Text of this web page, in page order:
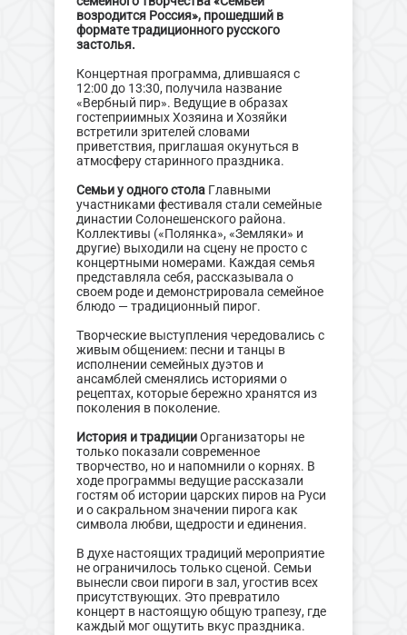
возродится Россия», прошедший в
формате традиционного русского
застолья.
Концертная программа, длившаяся с
12:00 до 13:30, получила название
«Вербный пир». Ведущие в образах
гостеприимных Хозяина и Хозяйки
встретили зрителей словами
приветствия, приглашая окунуться в
атмосферу старинного праздника.
Семьи у одного столаГлавными
участниками фестиваля стали семейные
династии Солонешенского района.
Коллективы («Полянка», «Земляки» и
другие) выходили на сцену не просто с
концертными номерами. Каждая семья
представляла себя, рассказывала о
своем роде и демонстрировала семейное
блюдо — традиционный пирог.
Творческие выступления чередовались с
живым общением: песни и танцы в
исполнении семейных дуэтов и
ансамблей сменялись историями о
рецептах, которые бережно хранятся из
поколения в поколение.
История и традицииОрганизаторы не
только показали современное
творчество, но и напомнили о корнях. В
ходе программы ведущие рассказали
гостям об истории царских пиров на Руси
и о сакральном значении пирога как
символа любви, щедрости и единения.
В духе настоящих традиций мероприятие
не ограничилось только сценой. Семьи
вынесли свои пироги в зал, угостив всех
присутствующих. Это превратило
концерт в настоящую общую трапезу, где
каждый мог ощутить вкус праздника.